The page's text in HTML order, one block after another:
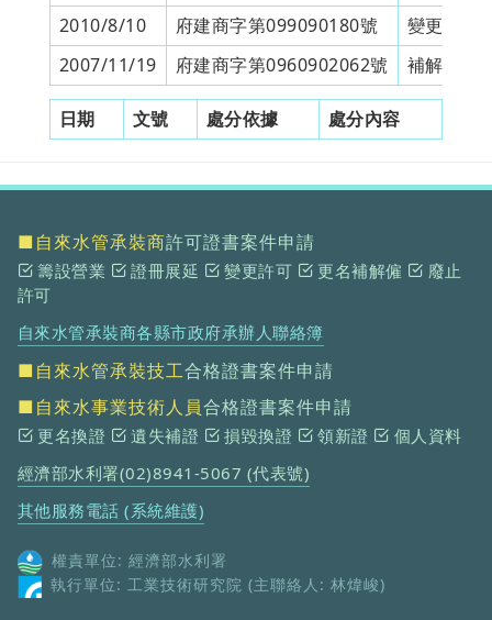
2010/8/10
府建商字第099090180號
變更營業
2007/11/19
府建商字第0960902062號 補解僱備
日期 文號 處分依據 處分內容
■自來水管承裝商許可證書案件申請
籌設營業 證冊展延 變更許可 更名補解僱
廢止
許可
自來水管承裝商各縣市政府承辦人聯絡簿
■自來水管承裝技工合格證書案件申請
■自來水事業技術人員合格證書案件申請
更名換證 遺失補證 損毀換證 領新證
個人資料
經濟部水利署(02)8941-5067 (代表號)
其他服務電話 (系統維護)
權責單位: 經濟部水利署
執行單位: 工業技術研究院 (主聯絡人: 林煒峻)